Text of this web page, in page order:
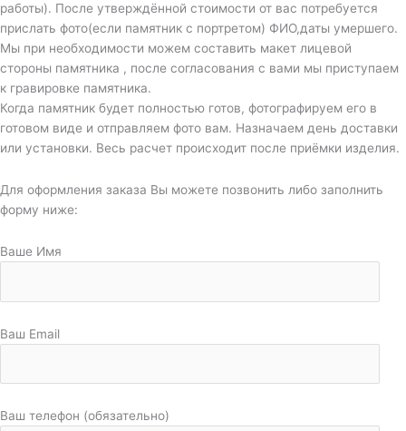
работы). После утверждённой стоимости от вас потребуется
прислать фото(если памятник с портретом) ФИО,даты умершего.
Мы при необходимости можем составить макет лицевой
стороны памятника , после согласования с вами мы приступаем
к гравировке памятника.
Когда памятник будет полностью готов, фотографируем его в
готовом виде и отправляем фото вам. Назначаем день доставки
или установки. Весь расчет происходит после приёмки изделия.
Для оформления заказа Вы можете позвонить либо заполнить
форму ниже:
Ваше Имя
Ваш Email
Ваш телефон (обязательно)